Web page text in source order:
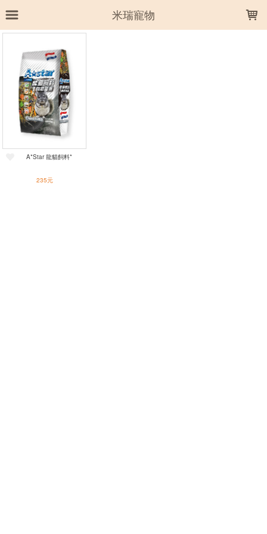
米瑞寵物
上架時間 銷售件數
樣式尺寸篩選
全部樣式 龍貓飼料
全部尺寸 1kg±5%
A*Star 龍貓飼料*
235元